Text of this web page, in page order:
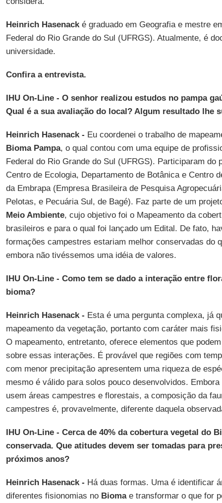
Heinrich Hasenacké graduado em Geografia e mestre
Federal do Rio Grande do Sul (UFRGS). Atualmente, é
universidade.
Confira a entrevista.
IHU On-Line - O senhor realizou estudos no pampa
Qual é a sua avaliação do local? Algum resultado lhe
Heinrich Hasenack - Eu coordenei o trabalho de
Bioma Pampa, o qual contou com uma equipe de
Federal do Rio Grande do Sul (UFRGS). Participaram do
Centro de Ecologia, Departamento de Botânica e Centro
da Embrapa (Empresa Brasileira de Pesquisa
Pelotas, e Pecuária Sul, de Bagé). Faz parte de um
Meio Ambiente, cujo objetivo foi o Mapeamento da
brasileiros e para o qual foi lançado um Edital. De fato,
formações campestres estariam melhor conservadas do
embora não tivéssemos uma idéia de valores.
IHU On-Line - Como tem se dado a interação entre
bioma?
Heinrich Hasenack - Esta é uma pergunta complexa, já
mapeamento da vegetação, portanto com caráter mais
O mapeamento, entretanto, oferece elementos que
sobre essas interações. É provável que regiões com
com menor precipitação apresentem uma riqueza de
mesmo é válido para solos pouco desenvolvidos.
usem áreas campestres e florestais, a composição da
campestres é, provavelmente, diferente daquela
IHU On-Line - Cerca de 40% da cobertura vegetal do
conservada. Que atitudes devem ser tomadas para
próximos anos?
Heinrich Hasenack - Há duas formas. Uma é identificar
diferentes fisionomias no Bioma e transformar o que for